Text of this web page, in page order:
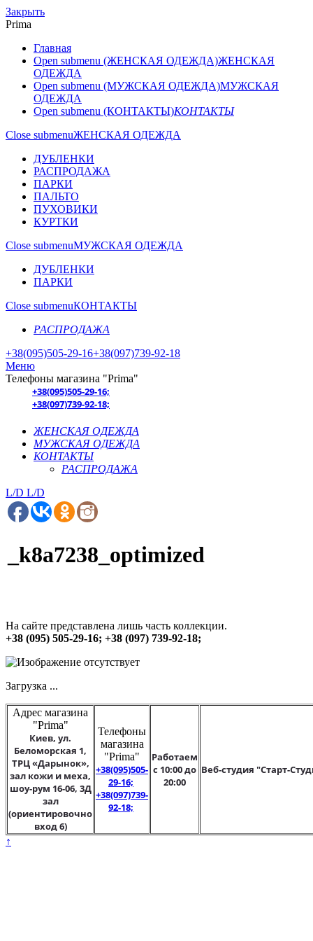
Закрыть
Prima
Главная
Open submenu (ЖЕНСКАЯ ОДЕЖДА)ЖЕНСКАЯ
ОДЕЖДА
Open submenu (МУЖСКАЯ ОДЕЖДА)МУЖСКАЯ
ОДЕЖДА
Open submenu (КОНТАКТЫ)КОНТАКТЫ
Close submenuЖЕНСКАЯ ОДЕЖДА
ДУБЛЕНКИ
РАСПРОДАЖА
ПАРКИ
ПАЛЬТО
ПУХОВИКИ
КУРТКИ
Close submenuМУЖСКАЯ ОДЕЖДА
ДУБЛЕНКИ
ПАРКИ
Close submenuКОНТАКТЫ
РАСПРОДАЖА
+38(095)505-29-16+38(097)739-92-18
Меню
Телефоны магазина "Prima"
+38(095)505-29-16;
+38(097)739-92-18;
ЖЕНСКАЯ ОДЕЖДА
МУЖСКАЯ ОДЕЖДА
КОНТАКТЫ
РАСПРОДАЖА
L/D L/D
_k8a7238_optimized
На сайте представлена лишь часть коллекции.
+38 (095) 505-29-16; +38 (097) 739-92-18;
Загрузка ...
Адрес магазина
"Prima"
Киев, ул.
Беломорская 1,
ТРЦ «Дарынок»,
зал кожи и меха,
шоу-рум 16-06, 3Д
зал
(ориентировочно
вход 6)
Телефоны
магазина
"Prima"
+38(095)505-
29-16;
+38(097)739-
92-18;
Работаем
с 10:00 до
20:00
Веб-студия "Старт-
↑